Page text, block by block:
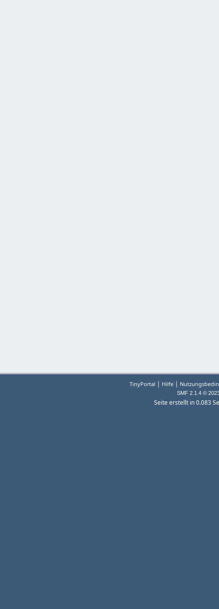
TinyPortal | Hilfe |
SMF 2.1.4 ©
Seite erstellt in 0.083